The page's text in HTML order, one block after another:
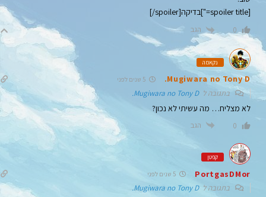
[spoiler title="]בדיקה[spoiler/]
0 הגב
נקאמה
Mugiwara no Tony D. 5 שנים לפני
בתגובה לMugiwara no Tony D.
לא מצליח… מה עשיתי לא נכון?
0 הגב
קפטן
PortgasDMor
בתגובה לMugiwara no Tony D.